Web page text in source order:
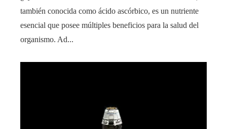
también conocida como ácido ascórbico, es un nutriente
esencial que posee múltiples beneficios para la salud del
organismo. Ad...